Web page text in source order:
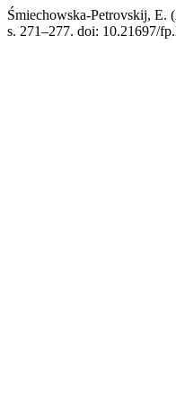
Śmiechowska-Petrovskij, E.
s. 271–277. doi: 10.21697/